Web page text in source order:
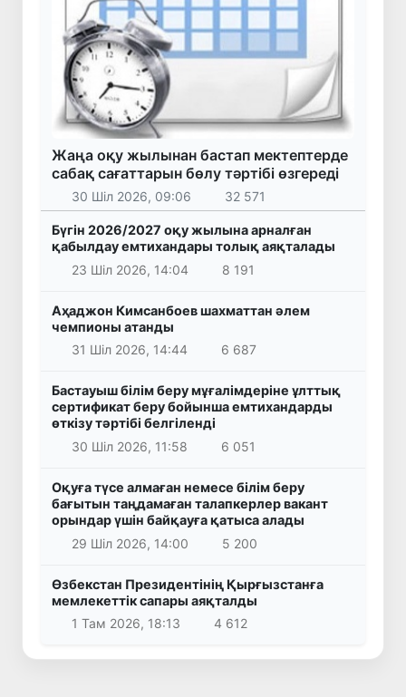
Жаңа оқу жылынан бастап мектептерде
сабақ сағаттарын бөлу тәртібі өзгереді
30 Шіл 2026, 09:06 32 571
Бүгін 2026/2027 оқу жылына арналған
қабылдау емтихандары толық аяқталады
23 Шіл 2026, 14:04
8 191
Аҳаджон Кимсанбоев шахматтан әлем
чемпионы атанды
31 Шіл 2026, 14:44
6 687
Бастауыш білім беру мұғалімдеріне ұлттық
сертификат беру бойынша емтихандарды
өткізу тәртібі белгіленді
30 Шіл 2026, 11:58
6 051
Оқуға түсе алмаған немесе білім беру
бағытын таңдамаған талапкерлер вакант
орындар үшін байқауға қатыса алады
29 Шіл 2026, 14:00
5 200
Өзбекстан Президентінің Қырғызстанға
мемлекеттік сапары аяқталды
1 Там 2026, 18:13
4 612